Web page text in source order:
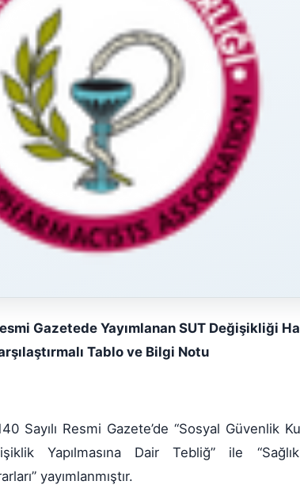
Gazetede Yayımlanan SUT Değişikliği
Tablo ve Bilgi Notu
Sayılı Resmi Gazete’de “Sosyal Güvenlik
Yapılmasına Dair Tebliğ” ile
yayımlanmıştır.